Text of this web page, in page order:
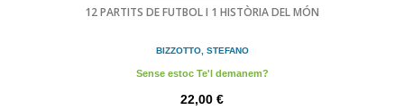
12 PARTITS DE FUTBOL I 1 HISTÒRIA DEL MÓN
BIZZOTTO, STEFANO
Sense estoc Te'l demanem?
22,00 €